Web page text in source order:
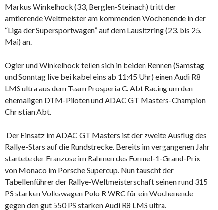
Markus Winkelhock (33, Berglen-Steinach) tritt der
amtierende Weltmeister am kommenden Wochenende in der
“Liga der Supersportwagen” auf dem Lausitzring (23. bis 25.
Mai) an.
Ogier und Winkelhock teilen sich in beiden Rennen (Samstag
und Sonntag live bei kabel eins ab 11:45 Uhr) einen Audi R8
LMS ultra aus dem Team Prosperia C. Abt Racing um den
ehemaligen DTM-Piloten und ADAC GT Masters-Champion
Christian Abt.
Der Einsatz im ADAC GT Masters ist der zweite Ausflug des
Rallye-Stars auf die Rundstrecke. Bereits im vergangenen Jahr
startete der Franzose im Rahmen des Formel-1-Grand-Prix
von Monaco im Porsche Supercup. Nun tauscht der
Tabellenführer der Rallye-Weltmeisterschaft seinen rund 315
PS starken Volkswagen Polo R WRC für ein Wochenende
gegen den gut 550 PS starken Audi R8 LMS ultra.